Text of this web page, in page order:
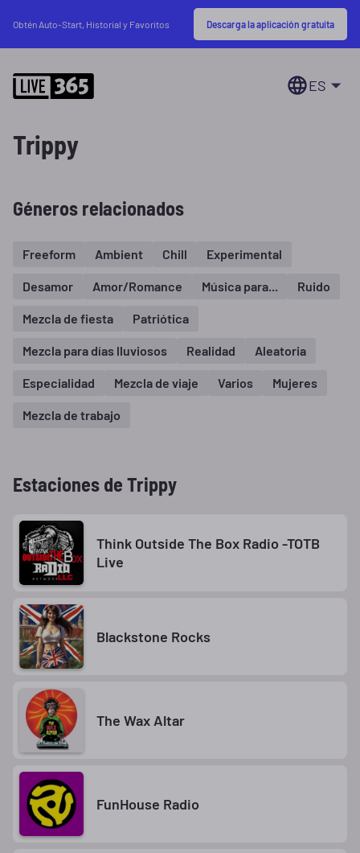
Obtén Auto-Start, Historial y Favoritos Descarga la aplicación gratuita
ES
Trippy
Géneros relacionados
Freeform Ambient Chill Experimental
Desamor Amor/Romance Música para... Ruido
Mezcla de fiesta Patriótica
Mezcla para días lluviosos Realidad Aleatoria
Especialidad Mezcla de viaje Varios Mujeres
Mezcla de trabajo
Estaciones de Trippy
Think Outside The Box Radio -TOTB
Live
Blackstone Rocks
The Wax Altar
FunHouse Radio